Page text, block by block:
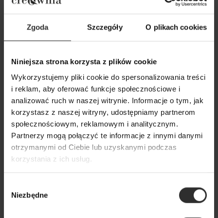
Zgoda Szczegóły O plikach cookies
Niniejsza strona korzysta z plików cookie
Wykorzystujemy pliki cookie do spersonalizowania treści
i reklam, aby oferować funkcje społecznościowe i
analizować ruch w naszej witrynie. Informacje o tym, jak
korzystasz z naszej witryny, udostępniamy partnerom
społecznościowym, reklamowym i analitycznym.
Partnerzy mogą połączyć te informacje z innymi danymi
otrzymanymi od Ciebie lub uzyskanymi podczas
korzystania z ich usług.
zgody
Niezbędne
Mono Black